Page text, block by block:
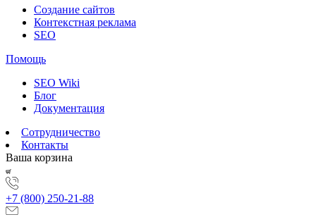
Создание сайтов
Контекстная реклама
SEO
Помощь
SEO Wiki
Блог
Документация
Сотрудничество
Контакты
Ваша корзина
+7 (800) 250-21-88